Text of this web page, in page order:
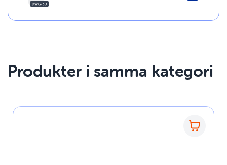
Produkter i samma kategori